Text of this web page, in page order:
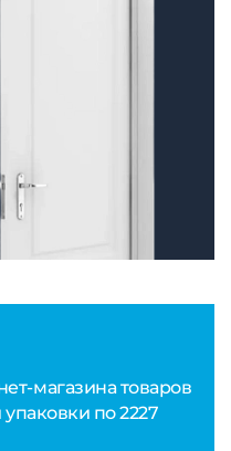
магазина товаров
по 2227